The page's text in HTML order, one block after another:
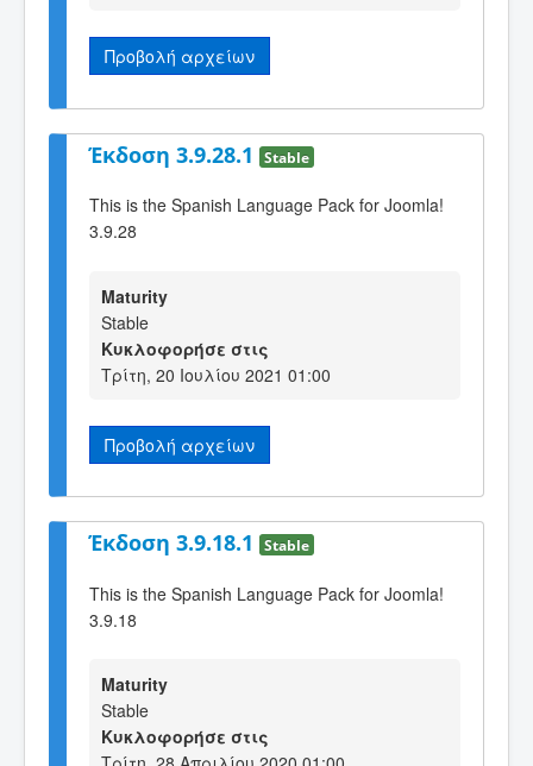
Προβολή αρχείων
Έκδοση 3.9.28.1 Stable
This is the Spanish Language Pack for Joomla!
3.9.28
Maturity
Stable
Κυκλοφορήσε στις
Τρίτη, 20 Ιουλίου 2021 01:00
Προβολή αρχείων
Έκδοση 3.9.18.1 Stable
This is the Spanish Language Pack for Joomla!
3.9.18
Maturity
Stable
Κυκλοφορήσε στις